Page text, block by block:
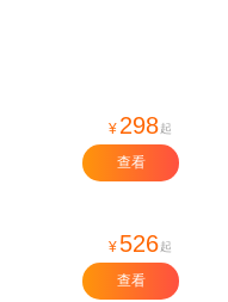
¥ 298起
查看
¥ 526起
查看